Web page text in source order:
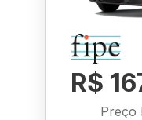
R$
Preço